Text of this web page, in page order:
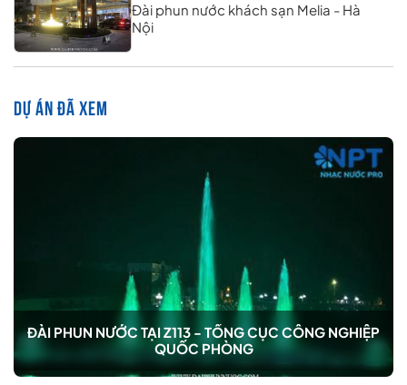
Đài phun nước khách sạn Melia - Hà
Nội
DỰ ÁN ĐÃ XEM
ĐÀI PHUN NƯỚC TẠI Z113 - TỔNG CỤC CÔNG NGHIỆP
QUỐC PHÒNG